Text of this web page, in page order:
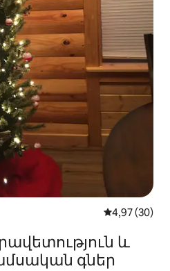
Միջին
4,97 (30)
և
գներ